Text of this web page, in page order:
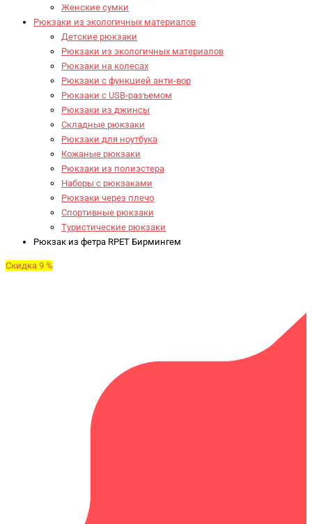
Женские сумки
Рюкзаки из экологичных материалов
Детские рюкзаки
Рюкзаки из экологичных материалов
Рюкзаки на колесах
Рюкзаки с функцией анти-вор
Рюкзаки с USB-разъемом
Рюкзаки из джинсы
Складные рюкзаки
Рюкзаки для ноутбука
Кожаные рюкзаки
Рюкзаки из полиэстера
Наборы с рюкзаками
Рюкзаки через плечо
Спортивные рюкзаки
Туристические рюкзаки
Рюкзак из фетра RPET Бирмингем
Скидка 9 %